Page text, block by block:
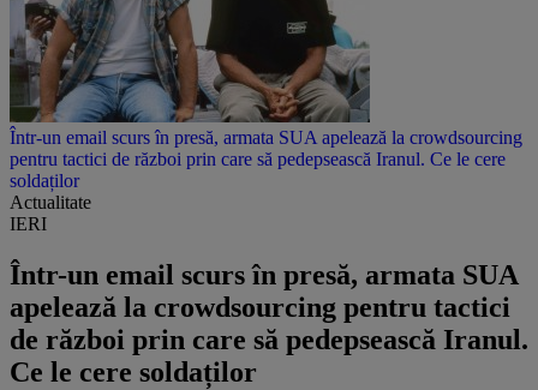
Într-un email scurs în presă, armata SUA apelează la crowdsourcing
pentru tactici de război prin care să pedepsească Iranul. Ce le cere
soldaților
Actualitate
IERI
Într-un email scurs în presă, armata SUA
apelează la crowdsourcing pentru tactici
de război prin care să pedepsească Iranul.
Ce le cere soldaților